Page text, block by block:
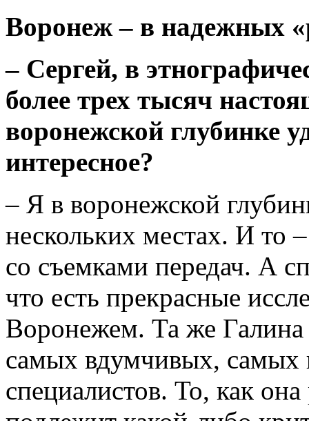
Воронеж – в надежных
– Сергей, в
более трех тысяч
воронежской глубинке
интересное?
– Я в воронежской
нескольких местах. И то
со съемками передач. А
что есть прекрасные
Воронежем. Та же Галина
самых вдумчивых, самых
специалистов. То, как